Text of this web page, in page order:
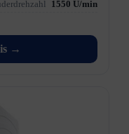
1550 U/min
→